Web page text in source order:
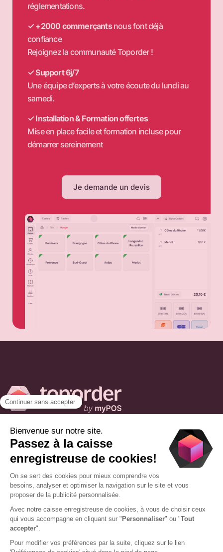
réglementations.
✓ +2000 commerçantsnous font déjà
confiance
Rejoignez la communauté Toporder !
✓ Support 6j/7
Une équipe d’experts à votre écoute du lundi au
samedi.
✓ Installation & Formation offertes
Mise en place facile et formation incluse pour
démarrer sereinement
Je demande un devis
Une solution d’encaissement complète pour
accompagner tous les commerçants de proximité dans
leur quotidien.
Obtenez une offre personnalisée adaptée à votre activité
en quelques clics